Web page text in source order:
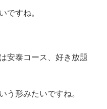
ですね。
安泰コース、好き放題
う形みたいですね。